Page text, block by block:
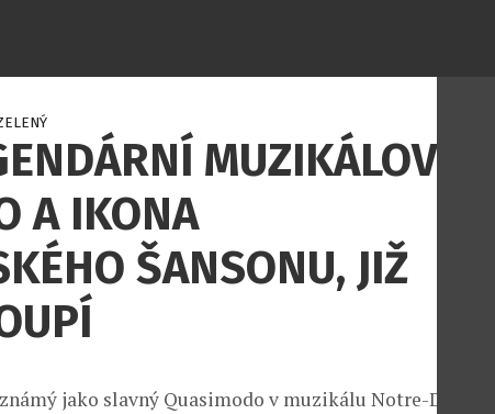
MUZIKÁLOVÝ
A IKONA
ŠANSONU, JIŽ
jako slavný Quasimodo v muzikálu Notre-Dame de